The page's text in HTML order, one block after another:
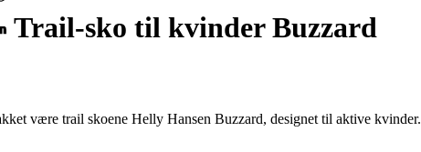
Trail-sko til kvinder Buzzard
være trail skoene Helly Hansen Buzzard, designet til aktive kvinder.